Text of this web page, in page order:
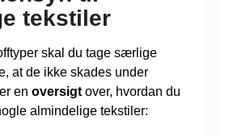
tekstiler
skal du tage særlige
at de ikke skades under
en oversigt over, hvordan du
almindelige tekstiler: